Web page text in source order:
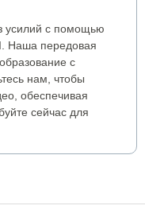
усилий с помощью
Наша передовая
с
нам, чтобы
обеспечивая
сейчас для